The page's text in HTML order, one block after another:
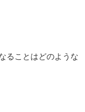
ることはどのような